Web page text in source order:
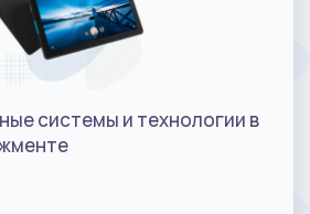
системы и технологии в